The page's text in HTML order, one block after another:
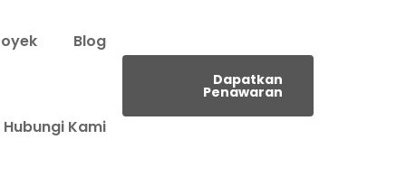
Blog
Hubungi Kami
Dapatkan
Penawaran